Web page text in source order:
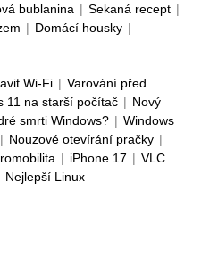
bublanina | Sekaná recept |
| Domácí housky |
Wi-Fi | Varování před
11 na starší počítač | Nový
smrti Windows? | Windows
| Nouzové otevírání pračky |
| iPhone 17 | VLC
Nejlepší Linux